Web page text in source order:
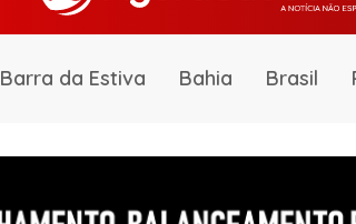
Barra da Estiva Bahia Brasil